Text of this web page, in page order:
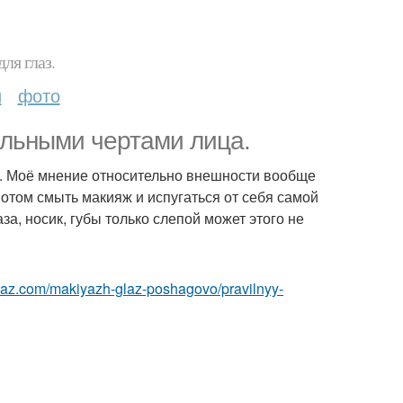
глаз.
фото
чертами лица.
мнение относительно внешности вообще
смыть макияж и испугаться от себя самой
носик, губы только слепой может этого не
makiyazh-glaz-poshagovo/pravilnyy-